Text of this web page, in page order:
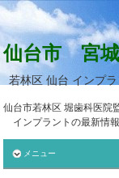
仙台市 宮
若林区 仙台 インプ
仙台市若林区 堀歯科医院
インプラントの最新情
メニュー